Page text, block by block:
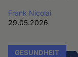
Frank Nicolai
29.05.2026
GESUNDHEIT